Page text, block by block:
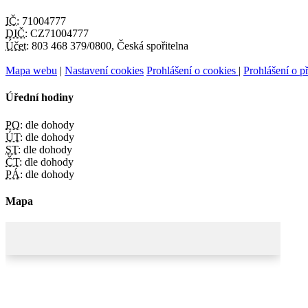
IČ: 71004777
DIČ: CZ71004777
Účet: 803 468 379/0800, Česká spořitelna
Mapa webu | Nastavení cookies Prohlášení o cookies | Prohlášení o
Úřední hodiny
PO: dle dohody
ÚT: dle dohody
ST: dle dohody
ČT: dle dohody
PÁ: dle dohody
Mapa